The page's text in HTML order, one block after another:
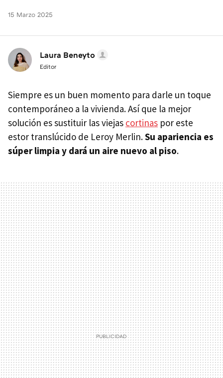
15 Marzo 2025
Laura Beneyto
Editor
Siempre es un buen momento para darle un toque
contemporáneo a la vivienda. Así que la mejor
solución es sustituir las viejas cortinas por este
estor translúcido de Leroy Merlin.Su apariencia es
súper limpia y dará un aire nuevo al piso.